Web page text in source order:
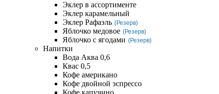
Эклер в ассортименте
Эклер карамельный
Эклер Рафаэль (Резерв)
Яблочко медовое (Резерв)
Яблочко с ягодами (Резерв)
Напитки
Вода Аква 0,6
Квас 0,5
Кофе американо
Кофе двойной эспрессо
Кофе капучино